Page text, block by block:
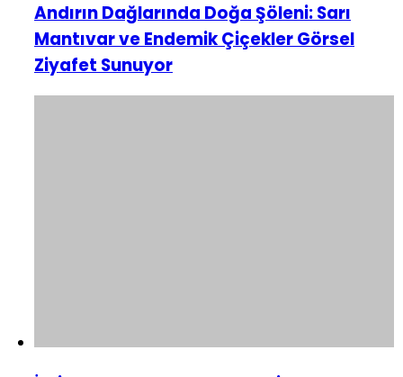
Andırın Dağlarında Doğa Şöleni: Sarı
Mantıvar ve Endemik Çiçekler Görsel
Ziyafet Sunuyor